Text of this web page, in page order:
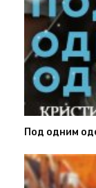
Под одним